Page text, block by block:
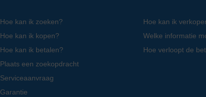
Hoe kan ik zoeken?
Hoe kan ik kopen?
Hoe kan ik betalen?
Plaats een zoekopdracht
Serviceaanvraag
Garantie
Hoe kan ik
Welke informatie
Hoe verloopt de